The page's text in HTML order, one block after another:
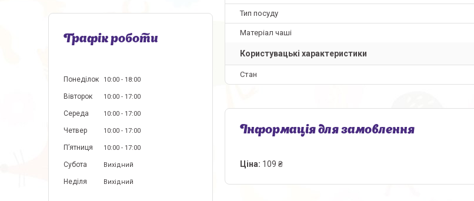
Тип посуду
Матеріал чаші
Користувацькi характеристики
Стан
Інформація для замовлення
Ціна: 109 ₴
Графік роботи
Понеділок 10:00 18:00
Вівторок 10:00 17:00
Середа 10:00 17:00
Четвер 10:00 17:00
Пʼятниця 10:00 17:00
Субота Вихідний
Неділя Вихідний